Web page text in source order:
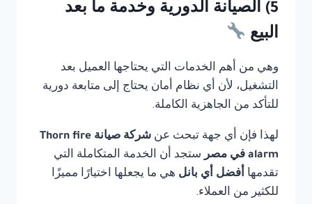
5) الصيانة الدورية وخدمة ما بعد
البيع
وهي من أهم الخدمات التي يحتاجها العميل بعد
التشغيل، لأن أي نظام أمان يحتاج إلى متابعة دورية
للتأكد من الجاهزية الكاملة.
لهذا فإن أي جهة تبحث عن
شركة صيانة Thorn fire
alarm في مصر
ستجد أن الخدمة المتكاملة التي
تقدمها أفضل أي بانل هي ما يجعلها اختيارًا مميزًا
للكثير من العملاء.